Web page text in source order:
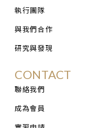
執行團隊
與我們合作
研究與發現
CONTACT
聯絡我們
成為會員